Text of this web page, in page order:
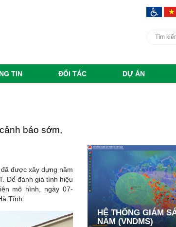
TIN ĐỐI TÁC DỰ ÁN
báo sớm,
được xây dựng năm
Để đánh giá tính hiệu
mô hình, ngày 07-
Tĩnh.
HỆ THỐNG GIÁM
NAM (VNDMS)